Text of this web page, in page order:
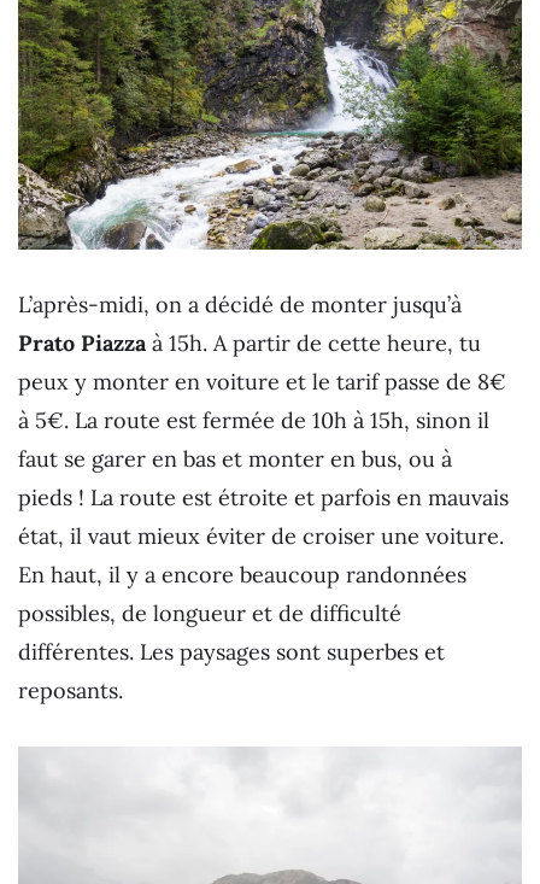
L’après-midi, on a décidé de monter jusqu’à
Prato Piazzaà 15h. A partir de cette heure, tu
peux y monter en voiture et le tarif passe de 8€
à 5€. La route est fermée de 10h à 15h, sinon il
faut se garer en bas et monter en bus, ou à
pieds ! La route est étroite et parfois en mauvais
état, il vaut mieux éviter de croiser une voiture.
En haut, il y a encore beaucoup randonnées
possibles, de longueur et de difficulté
différentes. Les paysages sont superbes et
reposants.